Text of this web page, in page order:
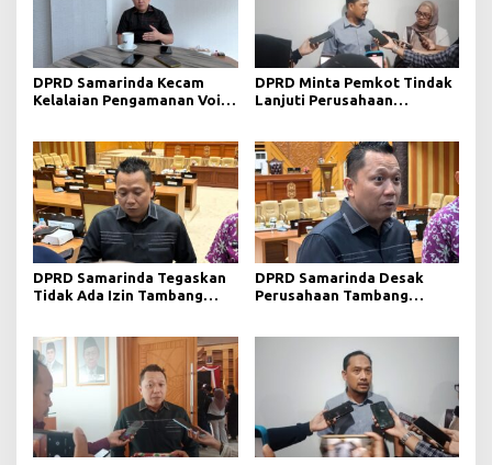
DPRD Samarinda Kecam
Kelalaian Pengamanan Void
DPRD Minta Pemkot Tindak
Lanjuti Perusahaan
DPRD Samarinda Tegaskan
Tidak Ada Izin Tambang
DPRD Samarinda Desak
Perusahaan Tambang